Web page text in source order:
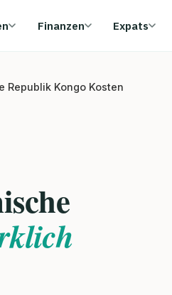
Finanzen Expats
Republik Kongo Kosten